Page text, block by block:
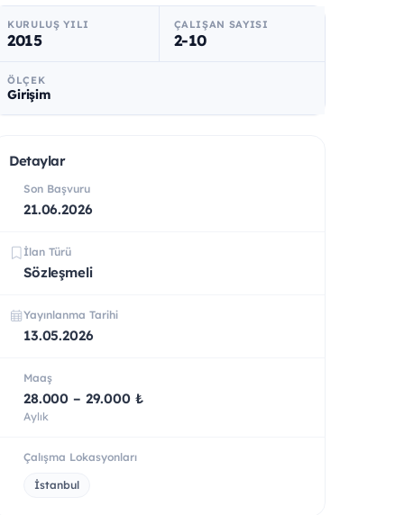
KURULUŞ YILI
2015
ÇALIŞAN SAYISI
2-10
ÖLÇEK
Girişim
Detaylar
Son Başvuru
21.06.2026
İlan Türü
Sözleşmeli
Yayınlanma Tarihi
13.05.2026
Maaş
28.000 – 29.000 ₺
Aylık
Çalışma Lokasyonları
İstanbul